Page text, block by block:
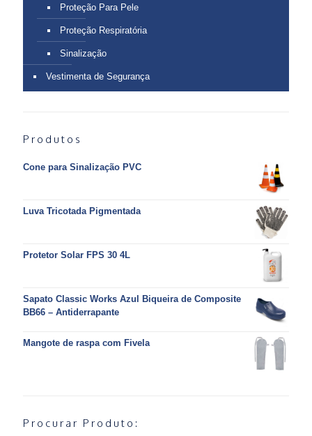
Proteção Para Pele
Proteção Respiratória
Sinalização
Vestimenta de Segurança
Produtos
Cone para Sinalização PVC
Luva Tricotada Pigmentada
Protetor Solar FPS 30 4L
Sapato Classic Works Azul Biqueira de Composite
BB66 – Antiderrapante
Mangote de raspa com Fivela
Procurar Produto: